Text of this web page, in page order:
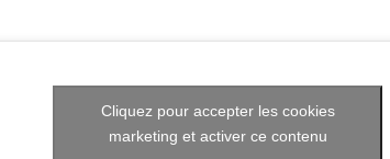
Cliquez pour accepter les cookies
marketing et activer ce contenu